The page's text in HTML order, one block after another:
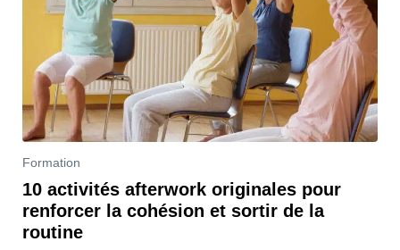
Formation
10 activités afterwork originales pour
renforcer la cohésion et sortir de la
routine